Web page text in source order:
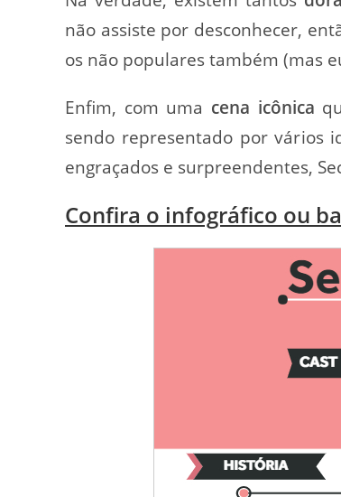
não assiste por desconhecer,
os não populares também (mas
Enfim, com uma cena icônica
sendo representado por vários
engraçados e surpreendentes,
Confira o infográfico ou